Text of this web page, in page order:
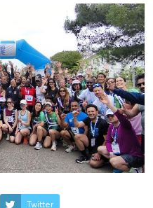
Twitter